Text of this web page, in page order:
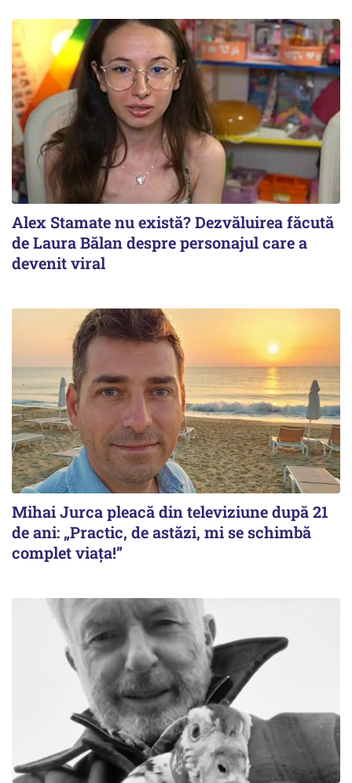
Alex Stamate nu există? Dezvăluirea făcută
de Laura Bălan despre personajul care a
devenit viral
Mihai Jurca pleacă din televiziune după 21
de ani: „Practic, de astăzi, mi se schimbă
complet viața!”